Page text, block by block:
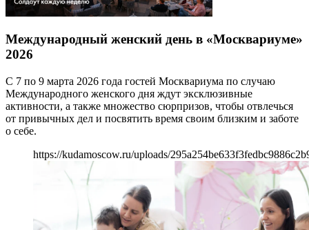
Международный женский день в «Москвариуме»
2026
С 7 по 9 марта 2026 года гостей Москвариума по случаю
Международного женского дня ждут эксклюзивные
активности, а также множество сюрпризов, чтобы отвлечься
от привычных дел и посвятить время своим близким и заботе
о себе.
https://kudamoscow.ru/uploads/